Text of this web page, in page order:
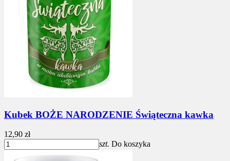
Kubek BOŻE NARODZENIE Świąteczna kawka
12,90 zł
szt. Do koszyka